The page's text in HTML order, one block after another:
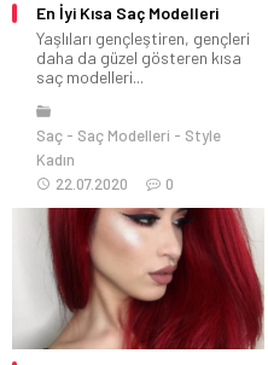
En İyi Kısa Saç Modelleri
Yaşlıları gençleştiren, gençleri
daha da güzel gösteren kısa
saç modelleri...
Saç Saç Modelleri
Style
Kadın
22.07.2020
0